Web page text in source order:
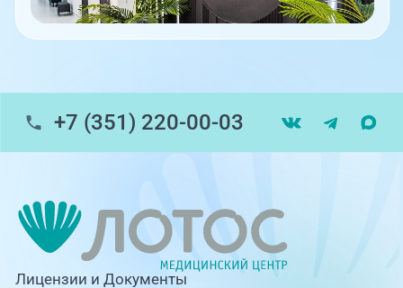
+7 (351) 220-00-03
Лицензии и Документы